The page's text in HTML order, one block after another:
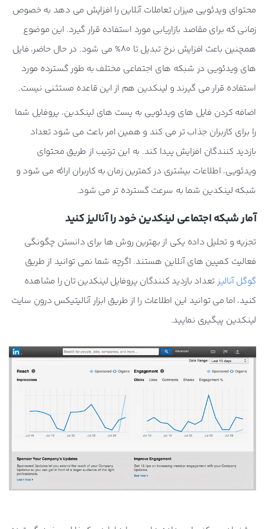
محتوای ویدئویی میزان تعاملات آنلاین را افزایش می دهد به خصوص
زمانی که برای مقاصد بازاریابی مورد استفاده قرار گیرد. این موضوع
همچنین باعث افزایش نرخ تبدیل تا 80% می شود. در حال حاضر، فایل
های ویدئویی در شبکه های اجتماعی مختلف به طور گسترده مورد
استفاده قرار می گیرند و لینکدین هم از این قاعده مستثنی نیست.
اضافه کردن فایل های ویدئویی به پست های لینکدین، پروفایل شما
را برای کاربران جذاب تر می کند و همین امر باعث می شود تعداد
بازدید کنندگان افزایش پیدا کند. به این ترتیب از طریق محتوای
ویدئویی، اطلاعات بیشتری در کمترین زمان به کاربران ارائه می شود و
شبکه لینکدین شما به سرعت گسترده تر می شود.
آمار شبکه اجتماعی لینکدین خود را آنالیز کنید
تجزیه و تحلیل داده یکی از بهترین روش ها برای دانستن چگونگی
فعالیت کمپین های آنلاین هستند. اگرچه شما نمی توانید از طریق
گوگل آنالیز تعداد بازدید کنندگان پروفایل لینکدین تان را مشاهده
کنید، اما می توانید این اطلاعات را از طریق ابزار آنالیتیکس درون سایت
لینکدین پیگیری نمایید.